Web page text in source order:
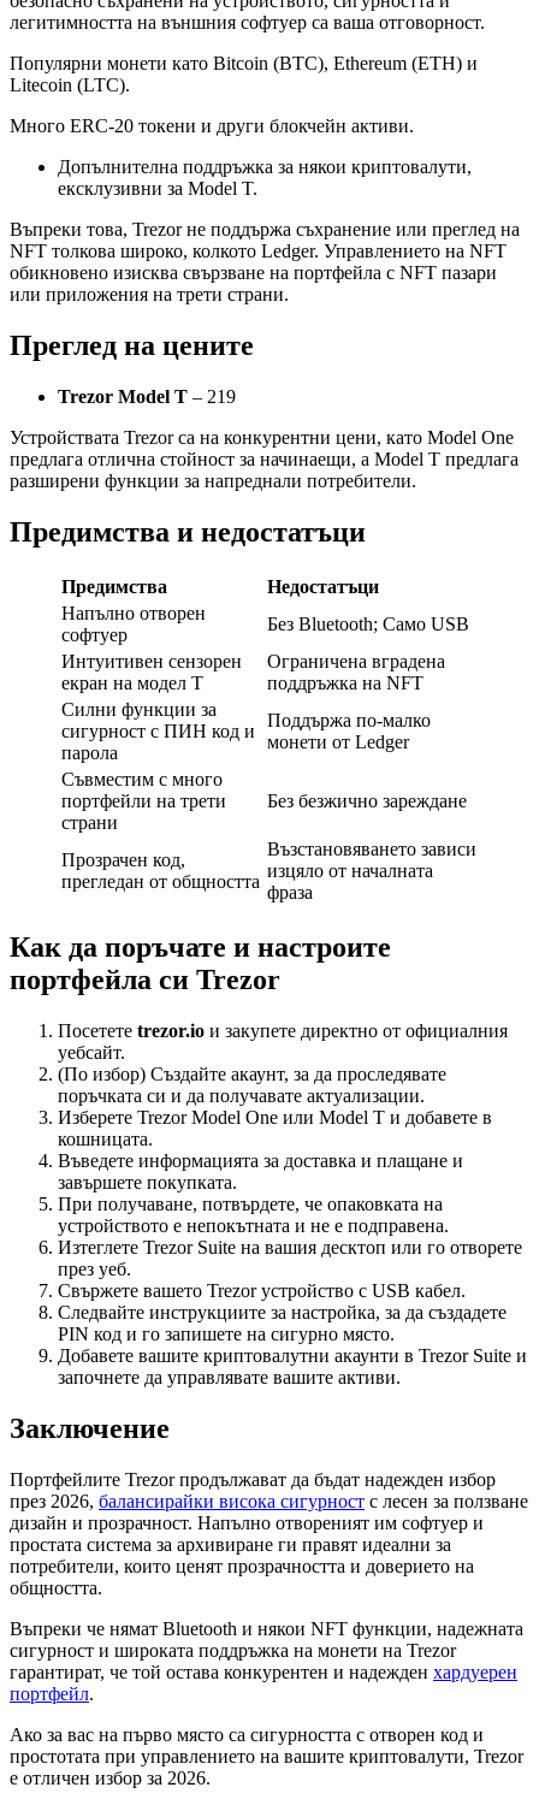
легитимността на външния софтуер са ваша отговорност.
Популярни монети като Bitcoin (BTC), Ethereum (ETH) и
Litecoin (LTC).
Много ERC-20 токени и други блокчейн активи.
Допълнителна поддръжка за някои криптовалути,
ексклузивни за Model T.
Въпреки това, Trezor не поддържа съхранение или преглед на
NFT толкова широко, колкото Ledger. Управлението на NFT
обикновено изисква свързване на портфейла с NFT пазари
или приложения на трети страни.
Преглед на цените
Trezor Model T – 219
Устройствата Trezor са на конкурентни цени, като Model One
предлага отлична стойност за начинаещи, а Model T предлага
разширени функции за напреднали потребители.
Предимства и недостатъци
Предимства
Недостатъци
Напълно отворен
софтуер
Без Bluetooth; Само USB
Интуитивен сензорен
екран на модел T
Ограничена вградена
поддръжка на NFT
Силни функции за
сигурност с ПИН код и
парола
Поддържа по-малко
монети от Ledger
Съвместим с много
портфейли на трети
страни
Без безжично зареждане
Прозрачен код,
прегледан от общността
Възстановяването зависи
изцяло от началната
фраза
Как да поръчате и настроите
портфейла си Trezor
Посетете trezor.io и закупете директно от официалния
уебсайт.
(По избор) Създайте акаунт, за да проследявате
поръчката си и да получавате актуализации.
Изберете Trezor Model One или Model T и добавете в
кошницата.
Въведете информацията за доставка и плащане и
завършете покупката.
При получаване, потвърдете, че опаковката на
устройството е непокътната и не е подправена.
Изтеглете Trezor Suite на вашия десктоп или го отворете
през уеб.
Свържете вашето Trezor устройство с USB кабел.
Следвайте инструкциите за настройка, за да създадете
PIN код и го запишете на сигурно място.
Добавете вашите криптовалутни акаунти в Trezor Suite и
започнете да управлявате вашите активи.
Заключение
Портфейлите Trezor продължават да бъдат надежден избор
през 2026, балансирайки висока сигурност с лесен за ползване
дизайн и прозрачност. Напълно отвореният им софтуер и
простата система за архивиране ги правят идеални за
потребители, които ценят прозрачността и доверието на
общността.
Въпреки че нямат Bluetooth и някои NFT функции, надежната
сигурност и широката поддръжка на монети на Trezor
гарантират, че той остава конкурентен и надежден хардуерен
портфейл.
Ако за вас на първо място са сигурността с отворен код и
простотата при управлението на вашите криптовалути, Trezor
е отличен избор за 2026.